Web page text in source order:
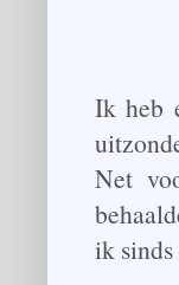
Ik heb
Net
ik sinds